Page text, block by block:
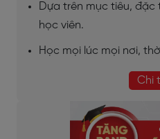
Dựa trên mục tiêu,
học viên.
Học mọi lúc mọi nơi,
Chi